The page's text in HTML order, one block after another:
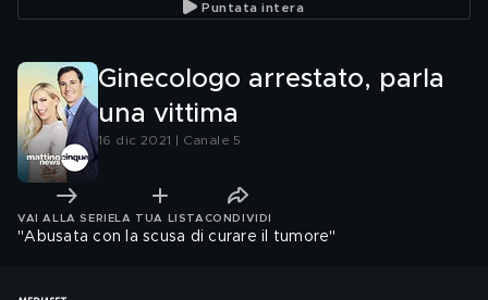
Puntata intera
Ginecologo arrestato, parla
una vittima
16 dic 2021 | Canale 5
VAI ALLA SERIE LA TUA LISTA CONDIVIDI
"Abusata con la scusa di curare il tumore"